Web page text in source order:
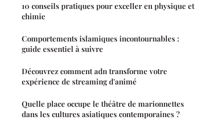
10 conseils pratiques pour exceller en physique et
chimie
Comportements islamiques incontournables :
guide essentiel à suivre
Découvrez comment adn transforme votre
expérience de streaming d'animé
Quelle place occupe le théâtre de marionnettes
dans les cultures asiatiques contemporaines ?